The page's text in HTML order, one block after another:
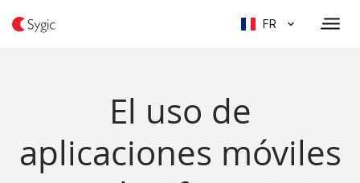
FR
El uso de
aplicaciones móviles